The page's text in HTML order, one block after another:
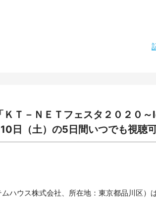
Ｔ－ＮＥＴフェスタ２０２０
日（土）の5日間いつでも視聴可
ハウス株式会社、所在地：東京都品川区）